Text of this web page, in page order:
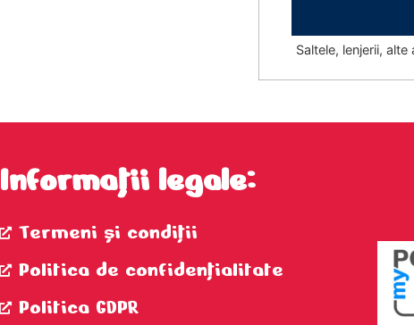
Saltele, lenjerii, alte
Informații legale:
Termeni şi condiţii
Politica de confidenţialitate
Politica GDPR